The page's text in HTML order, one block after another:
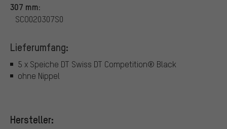
307 mm:
SCO020307S0
Lieferumfang:
5 x Speiche DT Swiss DT Competition® Black
ohne Nippel
Hersteller: